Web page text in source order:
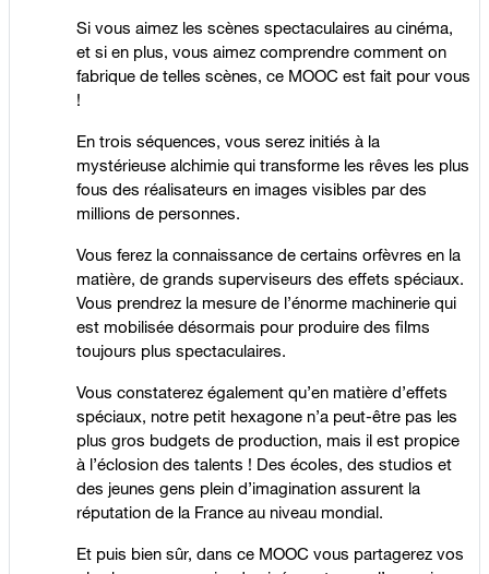
Si vous aimez les scènes spectaculaires au cinéma,
et si en plus, vous aimez comprendre comment on
fabrique de telles scènes, ce MOOC est fait pour vous
!
En trois séquences, vous serez initiés à la
mystérieuse alchimie qui transforme les rêves les plus
fous des réalisateurs en images visibles par des
millions de personnes.
Vous ferez la connaissance de certains orfèvres en la
matière, de grands superviseurs des effets spéciaux.
Vous prendrez la mesure de l’énorme machinerie qui
est mobilisée désormais pour produire des films
toujours plus spectaculaires.
Vous constaterez également qu’en matière d’effets
spéciaux, notre petit hexagone n’a peut-être pas les
plus gros budgets de production, mais il est propice
à l’éclosion des talents ! Des écoles, des studios et
des jeunes gens plein d’imagination assurent la
réputation de la France au niveau mondial.
Et puis bien sûr, dans ce MOOC vous partagerez vos